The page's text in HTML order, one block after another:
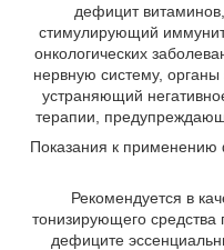
дефицит
стимулирующий
онкологических
нервную систему, органы
устраняющий
терапии,
Показания к применению
Рекомендуется в
тонизирующего средства
дефиците